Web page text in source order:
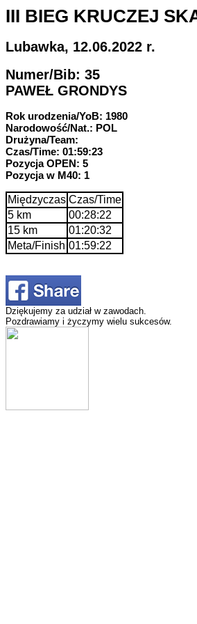
III BIEG KRUCZEJ
Lubawka, 12.06.2022 r.
Numer/Bib: 35
PAWEŁ GRONDYS
Rok urodzenia/YoB: 1980
Narodowość/Nat.: POL
Drużyna/Team:
Czas/Time: 01:59:23
Pozycja OPEN: 5
Pozycja w M40: 1
Międzyczas Czas/Time
5 km
00:28:22
15 km
01:20:32
Meta/Finish 01:59:22
Dziękujemy za udział w zawodach.
Pozdrawiamy i życzymy wielu sukcesów.